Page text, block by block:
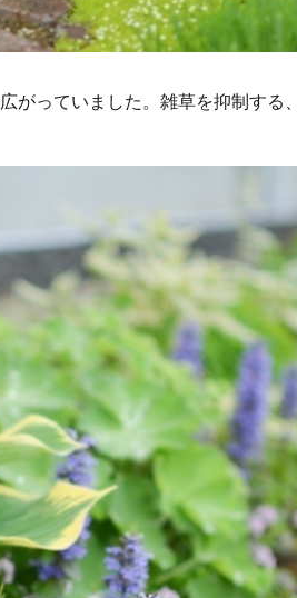
がっていました。雑草を抑制する